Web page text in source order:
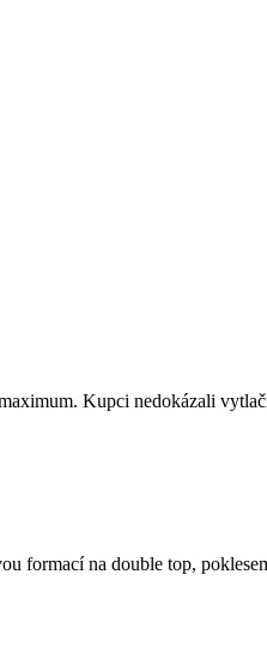
Kupci nedokázali
formací na double top,